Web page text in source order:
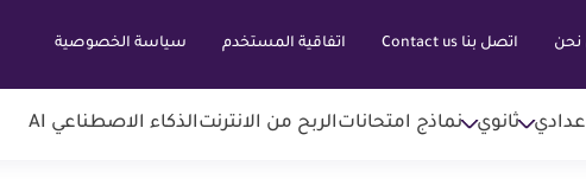
نحن اتصل بنا Contact us اتفاقية المستخدم سياسة الخصوصية
ثانوي نماذج امتحاناتالربح من الانترنتالذكاء الاصطناعي AI